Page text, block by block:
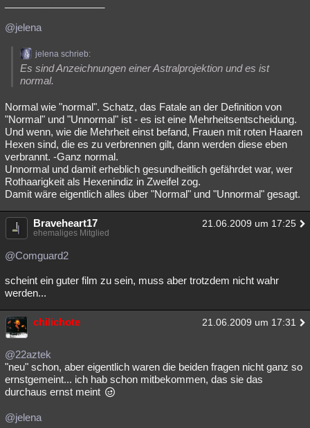
@jelena
jelena schrieb:
Es sind Anzeichnungen einer Astralprojektion und es ist
normal.
Normal wie "normal". Schatz, das Fatale an der Definition von
"Normal" und "Unnormal" ist - es ist eine Mehrheitsentscheidung.
Und wenn, wie die Mehrheit einst befand, Frauen mit roten Haaren
Hexen sind, die es zu verbrennen gilt, dann werden diese eben
verbrannt. -Ganz normal.
Unnormal und damit erheblich gesundheitlich gefährdet war, wer
Rothaarigkeit als Hexenindiz in Zweifel zog.
Damit wäre eigentlich alles über "Normal" und "Unnormal" gesagt.
Braveheart17 21.06.2009 um 17:25
ehemaliges Mitglied
@Comguard2
scheint ein guter film zu sein, muss aber trotzdem nicht wahr
werden...
chilichote 21.06.2009 um 17:31
@22aztek
"neu" schon, aber eigentlich waren die beiden fragen nicht ganz so
ernstgemeint... ich hab schon mitbekommen, das sie das
durchaus ernst meint
@jelena